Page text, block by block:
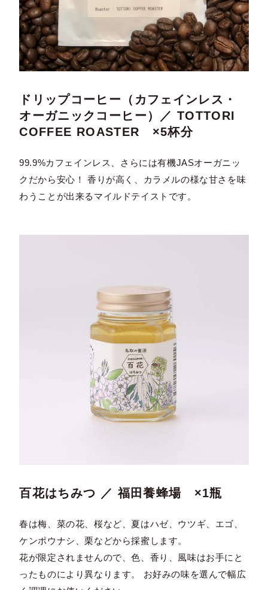
ドリップコーヒー（カフェインレス・
オーガニックコーヒー）／ TOTTORI
COFFEE ROASTER ×5杯分
99.9%カフェインレス、さらには有機JASオーガニッ
クだから安心！ 香りが高く、カラメルの様な甘さを味
わうことが出来るマイルドテイストです。
百花はちみつ ／ 福田養蜂場 ×1瓶
春は梅、菜の花、桜など、夏はハゼ、ウツギ、エゴ、
ケンポウナシ、栗などから採蜜します。
花が限定されませんので、色、香り、風味はお手にと
ったものにより異なります。 お好みの味を選んで幅広